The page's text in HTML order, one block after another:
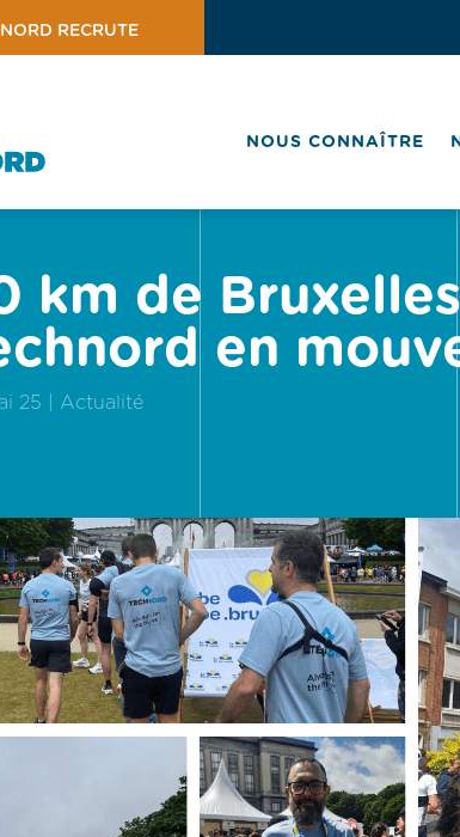
RECRUTE
NOUS CONNAÎTRE
km de
en
25 Actualité